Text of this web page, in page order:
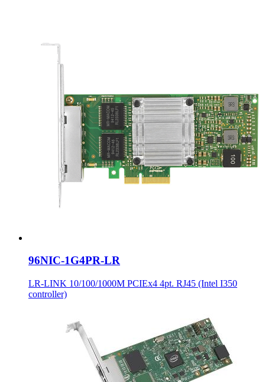
96NIC-1G4PR-LR
LR-LINK 10/100/1000M PCIEx4 4pt. RJ45 (Intel I350
controller)